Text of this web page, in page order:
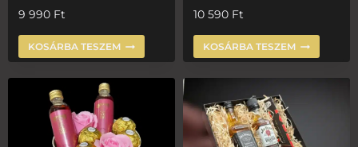
9 990 Ft
KOSÁRBA TESZEM
10 590 Ft
KOSÁRBA TESZEM